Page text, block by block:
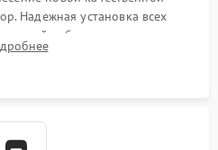
Надежная установка всех
кабель-менеджмент для
циркуляции воздуха внутри